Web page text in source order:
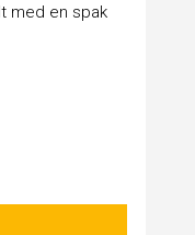
med en spak